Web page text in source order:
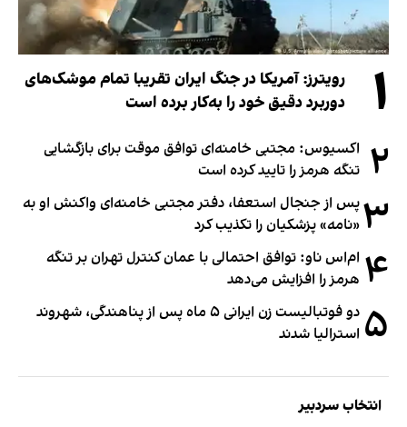
۱
رویترز: آمریکا در جنگ ایران تقریبا تمام موشک‌های
دوربرد دقیق خود را به‌کار برده است
۲ اکسیوس: مجتبی خامنه‌ای توافق موقت برای بازگشایی
تنگه هرمز را تایید کرده است
۳پس از جنجال استعفا، دفتر مجتبی خامنه‌ای واکنش او به
«نامه» پزشکیان را تکذیب کرد
۴ ام‌اس ناو: توافق احتمالی با عمان کنترل تهران بر تنگه
هرمز را افزایش می‌دهد
۵
دو فوتبالیست زن ایرانی ۵ ماه پس از پناهندگی، شهروند
استرالیا شدند
انتخاب سردبیر